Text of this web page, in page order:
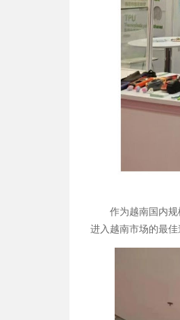
作为越南国内规模
进入越南市场的最